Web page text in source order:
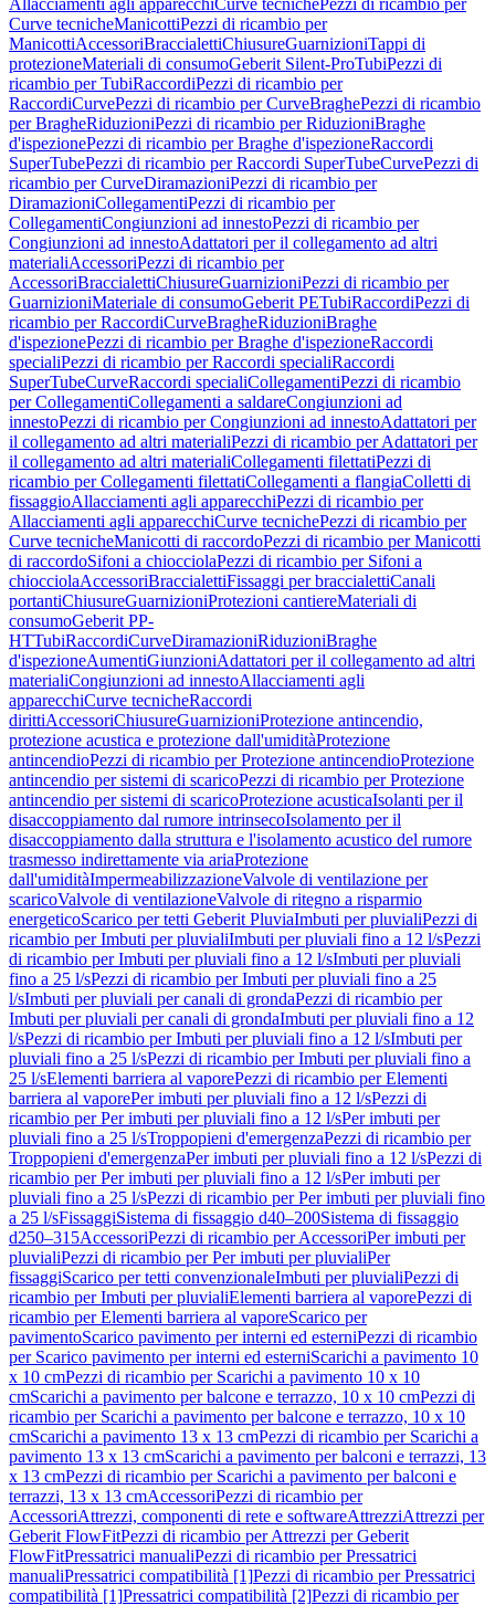
Allacciamenti agli apparecchiCurve tecnichePezzi di ricambio per
Curve tecnicheManicottiPezzi di ricambio per
ManicottiAccessoriBraccialettiChiusureGuarnizioniTappi di
protezioneMateriali di consumoGeberit Silent-ProTubiPezzi di
ricambio per TubiRaccordiPezzi di ricambio per
RaccordiCurvePezzi di ricambio per CurveBraghePezzi di ricambio
per BragheRiduzioniPezzi di ricambio per RiduzioniBraghe
d'ispezionePezzi di ricambio per Braghe d'ispezioneRaccordi
SuperTubePezzi di ricambio per Raccordi SuperTubeCurvePezzi di
ricambio per CurveDiramazioniPezzi di ricambio per
DiramazioniCollegamentiPezzi di ricambio per
CollegamentiCongiunzioni ad innestoPezzi di ricambio per
Congiunzioni ad innestoAdattatori per il collegamento ad altri
materialiAccessoriPezzi di ricambio per
AccessoriBraccialettiChiusureGuarnizioniPezzi di ricambio per
GuarnizioniMateriale di consumoGeberit PETubiRaccordiPezzi di
ricambio per RaccordiCurveBragheRiduzioniBraghe
d'ispezionePezzi di ricambio per Braghe d'ispezioneRaccordi
specialiPezzi di ricambio per Raccordi specialiRaccordi
SuperTubeCurveRaccordi specialiCollegamentiPezzi di ricambio
per CollegamentiCollegamenti a saldareCongiunzioni ad
innestoPezzi di ricambio per Congiunzioni ad innestoAdattatori per
il collegamento ad altri materialiPezzi di ricambio per Adattatori per
il collegamento ad altri materialiCollegamenti filettatiPezzi di
ricambio per Collegamenti filettatiCollegamenti a flangiaColletti di
fissaggioAllacciamenti agli apparecchiPezzi di ricambio per
Allacciamenti agli apparecchiCurve tecnichePezzi di ricambio per
Curve tecnicheManicotti di raccordoPezzi di ricambio per Manicotti
di raccordoSifoni a chiocciolaPezzi di ricambio per Sifoni a
chiocciolaAccessoriBraccialettiFissaggi per braccialettiCanali
portantiChiusureGuarnizioniProtezioni cantiereMateriali di
consumoGeberit PP-
HTTubiRaccordiCurveDiramazioniRiduzioniBraghe
d'ispezioneAumentiGiunzioniAdattatori per il collegamento ad altri
materialiCongiunzioni ad innestoAllacciamenti agli
apparecchiCurve tecnicheRaccordi
dirittiAccessoriChiusureGuarnizioniProtezione antincendio,
protezione acustica e protezione dall'umiditàProtezione
antincendioPezzi di ricambio per Protezione antincendioProtezione
antincendio per sistemi di scaricoPezzi di ricambio per Protezione
antincendio per sistemi di scaricoProtezione acusticaIsolanti per il
disaccoppiamento dal rumore intrinsecoIsolamento per il
disaccoppiamento dalla struttura e l'isolamento acustico del rumore
trasmesso indirettamente via ariaProtezione
dall'umiditàImpermeabilizzazioneValvole di ventilazione per
scaricoValvole di ventilazioneValvole di ritegno a risparmio
energeticoScarico per tetti Geberit PluviaImbuti per pluvialiPezzi di
ricambio per Imbuti per pluvialiImbuti per pluviali fino a 12 l/sPezzi
di ricambio per Imbuti per pluviali fino a 12 l/sImbuti per pluviali
fino a 25 l/sPezzi di ricambio per Imbuti per pluviali fino a 25
l/sImbuti per pluviali per canali di grondaPezzi di ricambio per
Imbuti per pluviali per canali di grondaImbuti per pluviali fino a 12
l/sPezzi di ricambio per Imbuti per pluviali fino a 12 l/sImbuti per
pluviali fino a 25 l/sPezzi di ricambio per Imbuti per pluviali fino a
25 l/sElementi barriera al vaporePezzi di ricambio per Elementi
barriera al vaporePer imbuti per pluviali fino a 12 l/sPezzi di
ricambio per Per imbuti per pluviali fino a 12 l/sPer imbuti per
pluviali fino a 25 l/sTroppopieni d'emergenzaPezzi di ricambio per
Troppopieni d'emergenzaPer imbuti per pluviali fino a 12 l/sPezzi di
ricambio per Per imbuti per pluviali fino a 12 l/sPer imbuti per
pluviali fino a 25 l/sPezzi di ricambio per Per imbuti per pluviali fino
a 25 l/sFissaggiSistema di fissaggio d40–200Sistema di fissaggio
d250–315AccessoriPezzi di ricambio per AccessoriPer imbuti per
pluvialiPezzi di ricambio per Per imbuti per pluvialiPer
fissaggiScarico per tetti convenzionaleImbuti per pluvialiPezzi di
ricambio per Imbuti per pluvialiElementi barriera al vaporePezzi di
ricambio per Elementi barriera al vaporeScarico per
pavimentoScarico pavimento per interni ed esterniPezzi di ricambio
per Scarico pavimento per interni ed esterniScarichi a pavimento 10
x 10 cmPezzi di ricambio per Scarichi a pavimento 10 x 10
cmScarichi a pavimento per balcone e terrazzo, 10 x 10 cmPezzi di
ricambio per Scarichi a pavimento per balcone e terrazzo, 10 x 10
cmScarichi a pavimento 13 x 13 cmPezzi di ricambio per Scarichi a
pavimento 13 x 13 cmScarichi a pavimento per balconi e terrazzi, 13
x 13 cmPezzi di ricambio per Scarichi a pavimento per balconi e
terrazzi, 13 x 13 cmAccessoriPezzi di ricambio per
AccessoriAttrezzi, componenti di rete e softwareAttrezziAttrezzi per
Geberit FlowFitPezzi di ricambio per Attrezzi per Geberit
FlowFitPressatrici manualiPezzi di ricambio per Pressatrici
manualiPressatrici compatibilità [1]Pezzi di ricambio per Pressatrici
compatibilità [1]Pressatrici compatibilità [2]Pezzi di ricambio per